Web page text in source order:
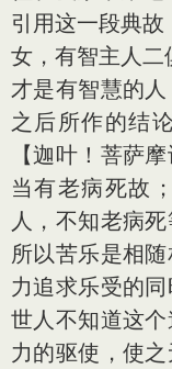
引用这一段典故
女，有智主人二
才是有智慧的
之后所作的结
【迦叶！菩萨
当有老病死故
人，不知老病
所以苦乐是相
力追求乐受的同
世人不知道这
力的驱使，使